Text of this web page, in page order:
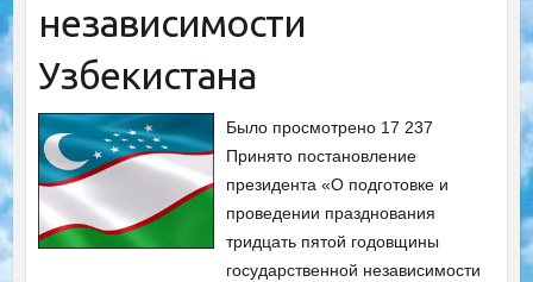
независимости
Узбекистана
Было просмотрено 17 237
Принято постановление
президента «О подготовке и
проведении празднования
тридцать пятой годовщины
государственной независимости